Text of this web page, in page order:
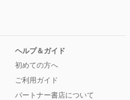
ヘルプ＆ガイド
初めての方へ
ご利用ガイド
パートナー書店について